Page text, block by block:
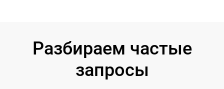
Разбираем частые
запросы